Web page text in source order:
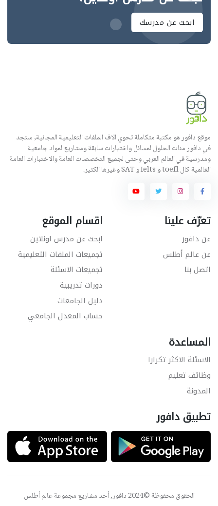
ابحث عن مدرسك
موقع دافور هو مكتبة متكاملة تحوي الاف الملفات التعليمية المجانية, ستجد
في دافور مئات الحلول لمسائل واختبارات سابقة ومشاريع لمواد جامعية
ومدرسية في العالم العربي وحتى لجميع التخصصات العامة والاختبارات العامة
العالمية كال toefl و Ielts و SAT وغيرها الكثير.
تعرّف علينا
عن دافور
عن عالم أطلس
اتصل بنا
اقسام الموقع
ابحث عن مدرس اونلاين
تجميعات الملفات التعليمية
تجميعات الاسئلة
دورات تدريبية
دليل الجامعات
حساب المعدل الجامعي
المساعدة
الاسئلة الاكثر تكرارا
وظائف تعليم
المدونة
تطبيق دافور
الحقوق محفوظة ©2024 دافور, أحد مشاريع مجموعة عالم أطلس